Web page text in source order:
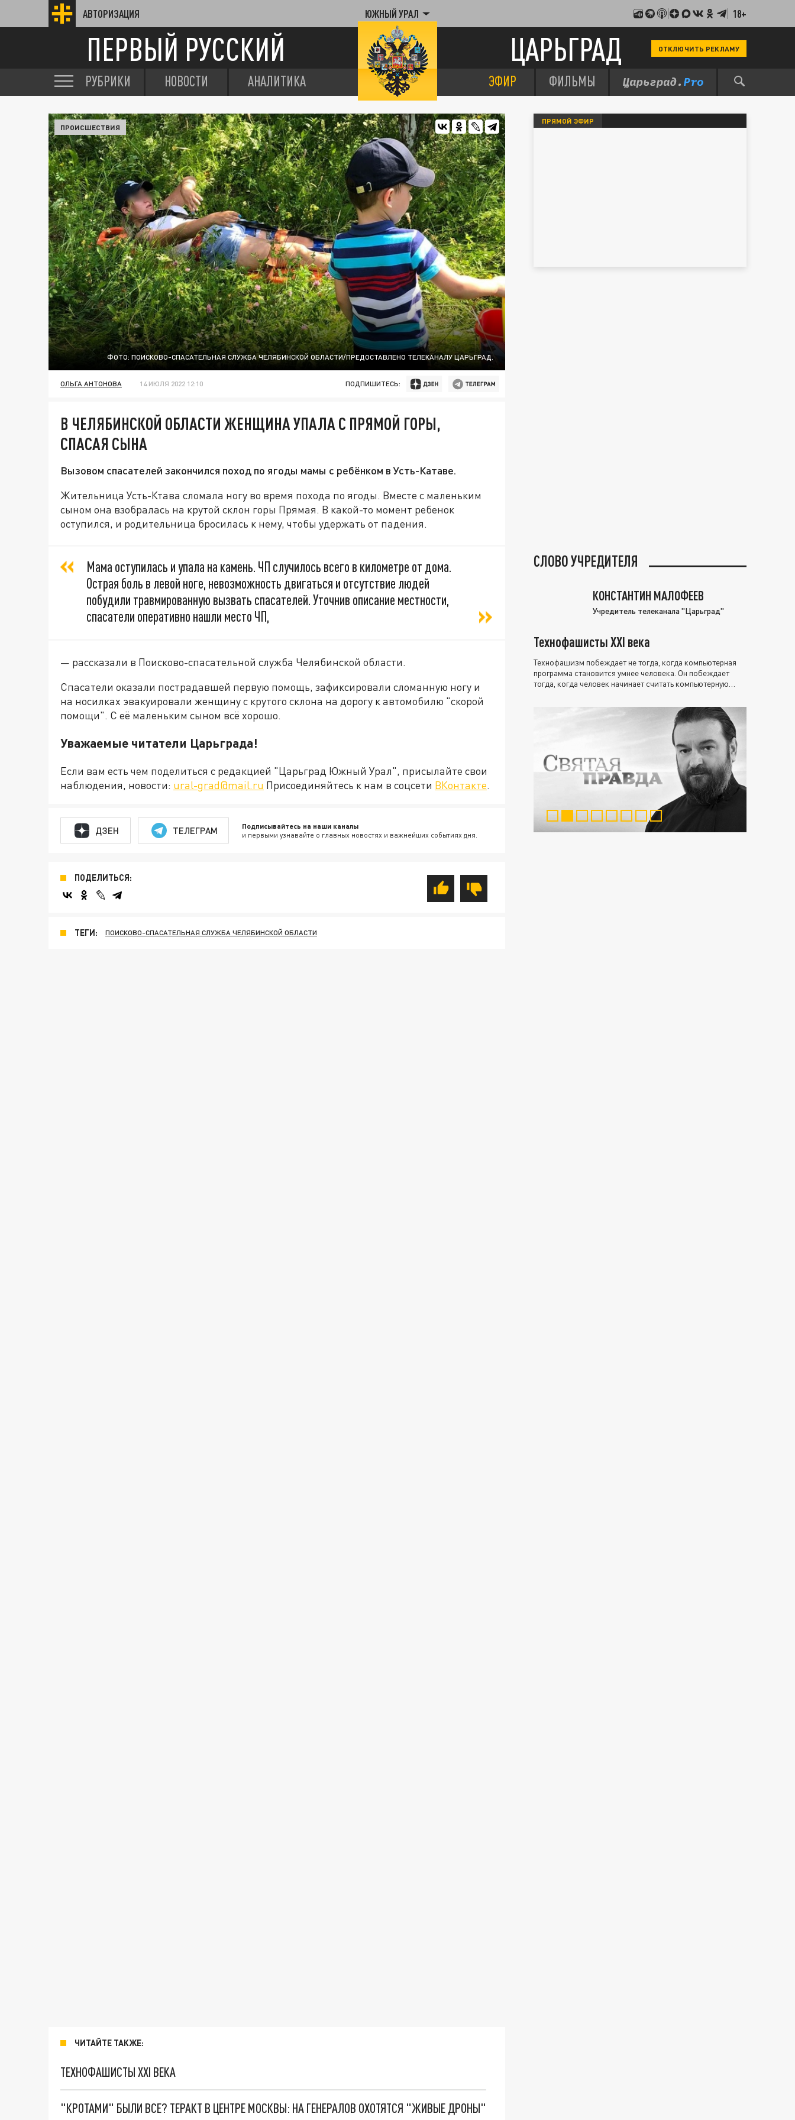
АВТОРИЗАЦИЯ ЮЖНЫЙ УРАЛ 18+
ПЕРВЫЙ РУССКИЙ ЦАРЬГРАД ОТКЛЮЧИТЬ РЕКЛАМУ
РУБРИКИ НОВОСТИ АНАЛИТИКА ЭФИР ФИЛЬМЫ
ФОТО: ПОИСКОВО-СПАСАТЕЛЬНАЯ СЛУЖБА ЧЕЛЯБИНСКОЙ ОБЛАСТИ/ПРЕДОСТАВЛЕНО ТЕЛЕКАНАЛУ ЦАРЬГРАД.
ПРОИСШЕСТВИЯ
ОЛЬГА АНТОНОВА 14 ИЮЛЯ 2022 12:10 ПОДПИШИТЕСЬ:
В ЧЕЛЯБИНСКОЙ ОБЛАСТИ ЖЕНЩИНА УПАЛА С ПРЯМОЙ ГОРЫ,
СПАСАЯ СЫНА
Вызовом спасателей закончился поход по ягоды мамы с ребёнком в Усть-Катаве.
Жительница Усть-Ктава сломала ногу во время похода по ягоды. Вместе с маленьким
сыном она взобралась на крутой склон горы Прямая. В какой-то момент ребенок
оступился, и родительница бросилась к нему, чтобы удержать от падения.
Мама оступилась и упала на камень. ЧП случилось всего в километре от дома.
Острая боль в левой ноге, невозможность двигаться и отсутствие людей
побудили травмированную вызвать спасателей. Уточнив описание местности,
спасатели оперативно нашли место ЧП,
— рассказали в Поисково-спасательной служба Челябинской области.
Спасатели оказали пострадавшей первую помощь, зафиксировали сломанную ногу и
на носилках эвакуировали женщину с крутого склона на дорогу к автомобилю "скорой
помощи". С её маленьким сыном всё хорошо.
Уважаемые читатели Царьграда!
Если вам есть чем поделиться с редакцией "Царьград Южный Урал", присылайте свои
наблюдения, новости: ural-grad@mail.ru Присоединяйтесь к нам в соцсети ВКонтакте.
ДЗЕН ТЕЛЕГРАМ Подписывайтесь на наши каналы
и первыми узнавайте о главных новостях и важнейших событиях дня.
ПОДЕЛИТЬСЯ:
ТЕГИ: ПОИСКОВО-СПАСАТЕЛЬНАЯ СЛУЖБА ЧЕЛЯБИНСКОЙ ОБЛАСТИ
ЧИТАЙТЕ ТАКЖЕ:
ТЕХНОФАШИСТЫ XXI ВЕКА
"КРОТАМИ" БЫЛИ ВСЕ? ТЕРАКТ В ЦЕНТРЕ МОСКВЫ: НА ГЕНЕРАЛОВ ОХОТЯТСЯ "ЖИВЫЕ ДРОНЫ"
ПРЯМОЙ ЭФИР
СЛОВО УЧРЕДИТЕЛЯ
КОНСТАНТИН МАЛОФЕЕВ
Учредитель телеканала "Царьград"
Технофашисты XXI века
Технофашизм побеждает не тогда, когда компьютерная
программа становится умнее человека. Он побеждает
тогда, когда человек начинает считать компьютерную